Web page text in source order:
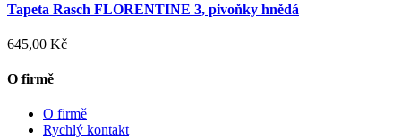
Tapeta Rasch FLORENTINE 3, pivoňky hnědá
645,00 Kč
O firmě
O firmě
Rychlý kontakt